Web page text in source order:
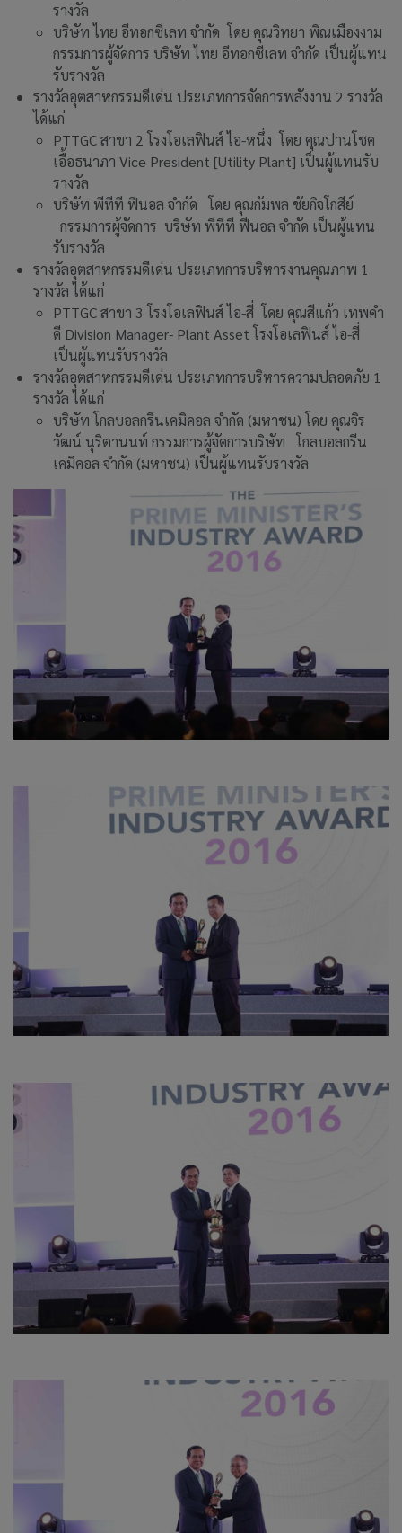
รางวัล
บริษัท ไทย อีทอกซีเลท จำกัด โดย คุณวิทยา พิณเมืองงาม
กรรมการผู้จัดการ บริษัท ไทย อีทอกซีเลท จำกัด เป็นผู้แทน
รับรางวัล
รางวัลอุตสาหกรรมดีเด่น ประเภทการจัดการพลังงาน 2 รางวัล
ได้แก่
PTTGC สาขา 2 โรงโอเลฟินส์ ไอ-หนึ่ง โดย คุณปานโชค
เอื้อธนาภา Vice President [Utility Plant] เป็นผู้แทนรับ
รางวัล
บริษัท พีทีที ฟีนอล จำกัด โดย คุณกัมพล ชัยกิจโกสีย์
กรรมการผู้จัดการ บริษัท พีทีที ฟีนอล จำกัด เป็นผู้แทน
รับรางวัล
รางวัลอุตสาหกรรมดีเด่น ประเภทการบริหารงานคุณภาพ 1
รางวัล ได้แก่
PTTGC สาขา 3 โรงโอเลฟินส์ ไอ-สี่ โดย คุณสีแก้ว เทพคำ
ดี Division Manager- Plant Asset โรงโอเลฟินส์ ไอ-สี่
เป็นผู้แทนรับรางวัล
รางวัลอุตสาหกรรมดีเด่น ประเภทการบริหารความปลอดภัย 1
รางวัล ได้แก่
บริษัท โกลบอลกรีนเคมิคอล จำกัด (มหาชน) โดย คุณจิร
วัฒน์ นุริตานนท์ กรรมการผู้จัดการบริษัท โกลบอลกรีน
เคมิคอล จำกัด (มหาชน) เป็นผู้แทนรับรางวัล